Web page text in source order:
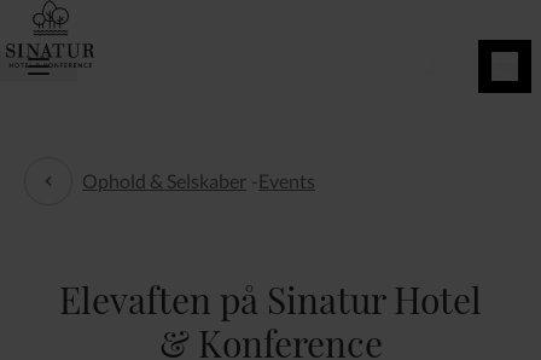
Events
Ophold & Selskaber - Events
Elevaften på Sinatur Hotel
& Konference